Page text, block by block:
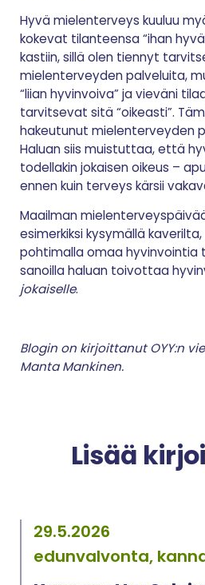
Hyvä mielenterveys kuuluu
kokevat tilanteensa “ihan
kastiin, sillä olen tiennyt
mielenterveyden palveluita,
“liian hyvinvoiva” ja vieväni
tarvitsevat sitä “oikeasti”.
hakeutunut mielenterveyden
Haluan siis muistuttaa, että
todellakin jokaisen oikeus –
ennen kuin terveys kärsii
Maailman
esimerkiksi kysymällä
pohtimalla omaa hyvinvointia
sanoilla haluan toivottaa
jokaiselle.
Blogin on kirjoittanut OYY:n
Manta Mankinen.
Lisää
29.5.2026
edunvalvonta,